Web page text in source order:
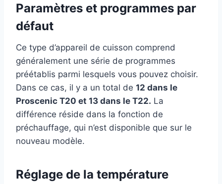
Paramètres et programmes par
défaut
Ce type d’appareil de cuisson comprend
généralement une série de programmes
préétablis parmi lesquels vous pouvez choisir.
Dans ce cas, il y a un total de 12 dans le
Proscenic T20 et 13 dans le T22. La
différence réside dans la fonction de
préchauffage, qui n’est disponible que sur le
nouveau modèle.
Réglage de la température